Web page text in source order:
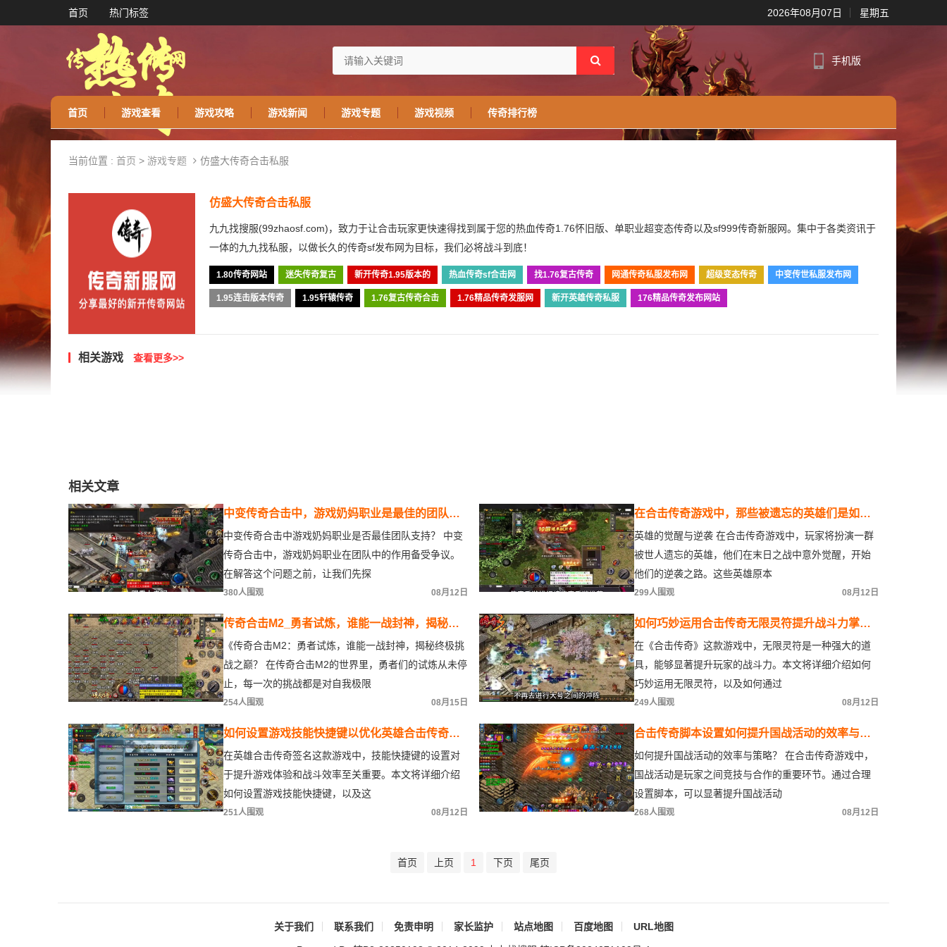
首页 热门标签 2026年08月07日 星期五
手机版
首页 游戏查看 游戏攻略 游戏新闻 游戏专题 游戏视频 传奇排行榜
当前位置 : 首页 > 游戏专题 仿盛大传奇合击私服
仿盛大传奇合击私服
九九找搜服(99zhaosf.com)，致力于让合击玩家更快速得找到属于您的热血传奇1.76怀旧版、单职业超变态传奇以及sf999传奇新服网。集中于各类资讯于
一体的九九找私服，以做长久的传奇sf发布网为目标，我们必将战斗到底！
1.80传奇网站 迷失传奇复古 新开传奇1.95版本的 热血传奇sf合击网 找1.76复古传奇 网通传奇私服发布网 超级变态传奇 中变传世私服发布网
1.95连击版本传奇 1.95轩辕传奇 1.76复古传奇合击 1.76精品传奇发服网 新开英雄传奇私服 176精品传奇发布网站
相关游戏 查看更多>>
相关文章
中变传奇合击中，游戏奶妈职业是最佳的团队支
持吗？
中变传奇合击中游戏奶妈职业是否最佳团队支持？ 中变
传奇合击中，游戏奶妈职业在团队中的作用备受争议。
在解答这个问题之前，让我们先探
380人围观 08月12日
在合击传奇游戏中，那些被遗忘的英雄们是如何
在末日之战中逆袭成为传奇的？
英雄的觉醒与逆袭 在合击传奇游戏中，玩家将扮演一群
被世人遗忘的英雄，他们在末日之战中意外觉醒，开始
他们的逆袭之路。这些英雄原本
299人围观 08月12日
传奇合击M2_勇者试炼，谁能一战封神，揭秘终
极挑战之巅？
《传奇合击M2：勇者试炼，谁能一战封神，揭秘终极挑
战之巅？ 在传奇合击M2的世界里，勇者们的试炼从未停
止，每一次的挑战都是对自我极限
254人围观 08月15日
如何巧妙运用合击传奇无限灵符提升战斗力掌握
这些技巧让你在游戏中所向披靡
在《合击传奇》这款游戏中，无限灵符是一种强大的道
具，能够显著提升玩家的战斗力。本文将详细介绍如何
巧妙运用无限灵符，以及如何通过
249人围观 08月12日
如何设置游戏技能快捷键以优化英雄合击传奇签
名体验
在英雄合击传奇签名这款游戏中，技能快捷键的设置对
于提升游戏体验和战斗效率至关重要。本文将详细介绍
如何设置游戏技能快捷键，以及这
251人围观 08月12日
合击传奇脚本设置如何提升国战活动的效率与策
略？
如何提升国战活动的效率与策略？ 在合击传奇游戏中，
国战活动是玩家之间竞技与合作的重要环节。通过合理
设置脚本，可以显著提升国战活动
268人围观 08月12日
首页 上页 1 下页 尾页
关于我们 联系我们 免责申明 家长监护 站点地图 百度地图 URL地图